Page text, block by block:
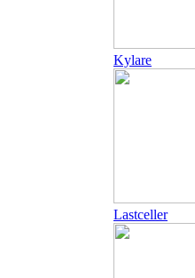
Kylare
Lastceller